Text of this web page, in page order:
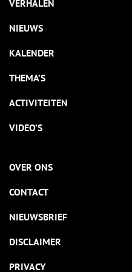
VERHALEN
NIEUWS
KALENDER
THEMA’S
ACTIVITEITEN
VIDEO’S
OVER ONS
CONTACT
NIEUWSBRIEF
DISCLAIMER
PRIVACY